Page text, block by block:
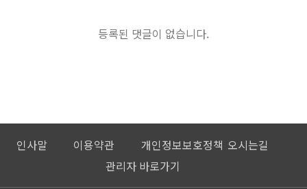
등록된 댓글이 없습니다.
인사말 이용약관 개인정보보호정책 오시는길
관리자 바로가기